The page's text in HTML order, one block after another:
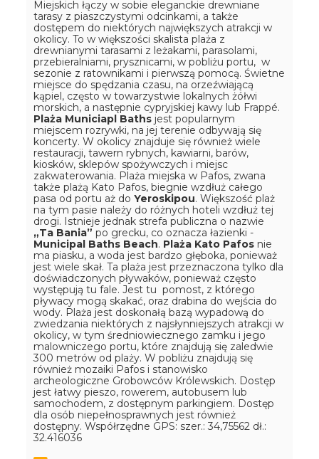
Miejskich łączy w sobie eleganckie drewniane
tarasy z piaszczystymi odcinkami, a także
dostępem do niektórych największych atrakcji w
okolicy. To w większości skalista plaża z
drewnianymi tarasami z leżakami, parasolami,
przebieralniami, prysznicami, w pobliżu portu, w
sezonie z ratownikami i pierwszą pomocą. Świetne
miejsce do spędzania czasu, na orzeźwiającą
kąpiel, często w towarzystwie lokalnych żółwi
morskich, a następnie cypryjskiej kawy lub Frappé.
Plaża Municiapl Baths jest popularnym
miejscem rozrywki, na jej terenie odbywają się
koncerty. W okolicy znajduje się również wiele
restauracji, tawern rybnych, kawiarni, barów,
kiosków, sklepów spożywczych i miejsc
zakwaterowania. Plaża miejska w Pafos, zwana
także plażą Kato Pafos, biegnie wzdłuż całego
pasa od portu aż doYeroskipou. Większość plaż
na tym pasie należy do różnych hoteli wzdłuż tej
drogi. Istnieje jednak strefa publiczna o nazwie
„Ta Bania” po grecku, co oznacza łazienki -
Municipal Baths Beach. Plaża Kato Pafos nie
ma piasku, a woda jest bardzo głęboka, ponieważ
jest wiele skał. Ta plaża jest przeznaczona tylko dla
doświadczonych pływaków, ponieważ często
występują tu fale. Jest tu pomost, z którego
pływacy mogą skakać, oraz drabina do wejścia do
wody. Plaża jest doskonałą bazą wypadową do
zwiedzania niektórych z najsłynniejszych atrakcji w
okolicy, w tym średniowiecznego zamku i jego
malowniczego portu, które znajdują się zaledwie
300 metrów od plaży. W pobliżu znajdują się
również mozaiki Pafos i stanowisko
archeologiczne Grobowców Królewskich. Dostęp
jest łatwy pieszo, rowerem, autobusem lub
samochodem, z dostępnym parkingiem. Dostęp
dla osób niepełnosprawnych jest również
dostępny. Współrzędne GPS: szer.: 34,75562 dł.:
32.416036